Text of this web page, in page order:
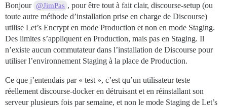
Bonjour @JimPas , pour être tout à fait clair, discourse-setup (ou
toute autre méthode d’installation prise en charge de Discourse)
utilise Let’s Encrypt en mode Production et non en mode Staging.
Des limites s’appliquent en Production, mais pas en Staging. Il
n’existe aucun commutateur dans l’installation de Discourse pour
utiliser l’environnement Staging à la place de Production.
Ce que j’entendais par « test », c’est qu’un utilisateur teste
réellement discourse-docker en détruisant et en réinstallant son
serveur plusieurs fois par semaine, et non le mode Staging de Let’s